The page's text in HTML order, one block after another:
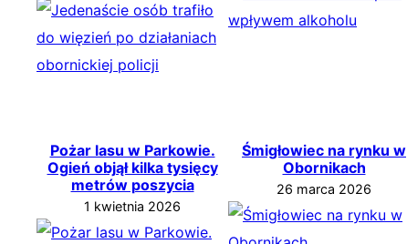
Pożar lasu w Parkowie.
Ogień objął kilka tysięcy
metrów poszycia
1 kwietnia 2026
Śmigłowiec na rynku w
Obornikach
26 marca 2026